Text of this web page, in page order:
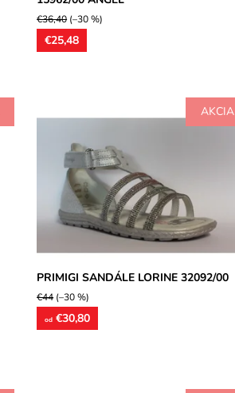
€36,40(–30 %)
€25,48
AKCIA
zdobenými štrasovými prackami v
prednej časti. Model je vhodný pre
širšie...
Dostupnosť:
Skladom
Značka:
Primigi
Záruka:
2 roky
PRIMIGI SANDÁLE LORINE 32092/00
€44(–30 %)
od €30,80